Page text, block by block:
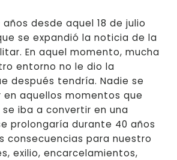
desde aquel 18 de julio
se expandió la noticia de la
En aquel momento, mucha
entorno no le dio la
después tendría. Nadie se
aquellos momentos que
iba a convertir en una
prolongaría durante 40 años
consecuencias para nuestro
exilio, encarcelamientos,